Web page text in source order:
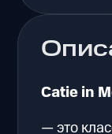
Catie in
— это